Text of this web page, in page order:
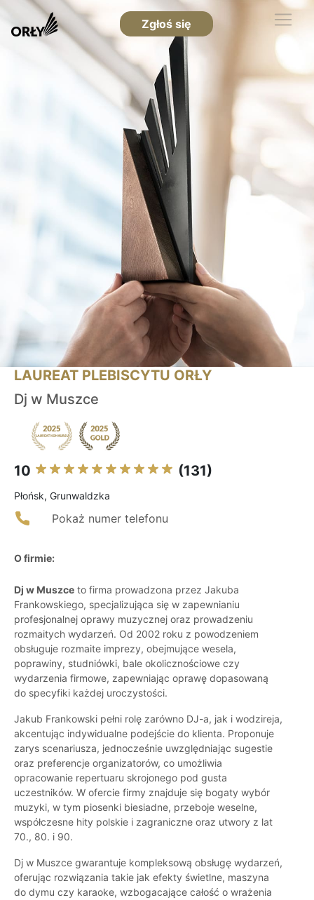
Zgłoś się
LAUREAT PLEBISCYTU ORŁY
Dj w Muszce
10 (131)
Płońsk, Grunwaldzka
Pokaż numer telefonu
O firmie:
Dj w Muszce to firma prowadzona przez Jakuba
Frankowskiego, specjalizująca się w zapewnianiu
profesjonalnej oprawy muzycznej oraz prowadzeniu
rozmaitych wydarzeń. Od 2002 roku z powodzeniem
obsługuje rozmaite imprezy, obejmujące wesela,
poprawiny, studniówki, bale okolicznościowe czy
wydarzenia firmowe, zapewniając oprawę dopasowaną
do specyfiki każdej uroczystości.
Jakub Frankowski pełni rolę zarówno DJ-a, jak i wodzireja,
akcentując indywidualne podejście do klienta. Proponuje
zarys scenariusza, jednocześnie uwzględniając sugestie
oraz preferencje organizatorów, co umożliwia
opracowanie repertuaru skrojonego pod gusta
uczestników. W ofercie firmy znajduje się bogaty wybór
muzyki, w tym piosenki biesiadne, przeboje weselne,
współczesne hity polskie i zagraniczne oraz utwory z lat
70., 80. i 90.
Dj w Muszce gwarantuje kompleksową obsługę wydarzeń,
oferując rozwiązania takie jak efekty świetlne, maszyna
do dymu czy karaoke, wzbogacające całość o wrażenia